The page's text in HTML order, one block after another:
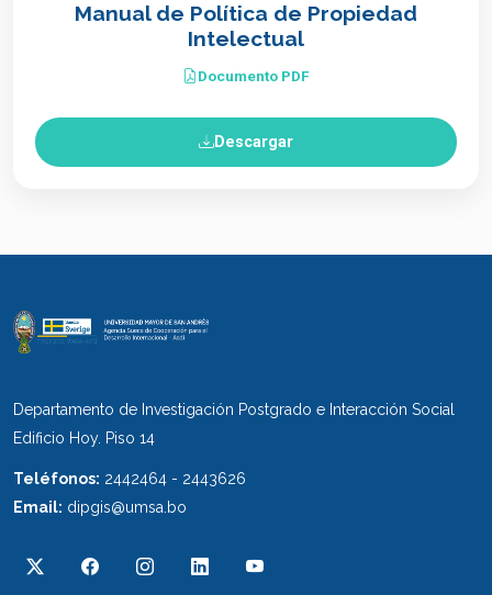
Manual de Política de Propiedad
Intelectual
Documento PDF
Descargar
Departamento de Investigación Postgrado e Interacción Social
Edificio Hoy. Piso 14
Teléfonos: 2442464 - 2443626
Email: dipgis@umsa.bo